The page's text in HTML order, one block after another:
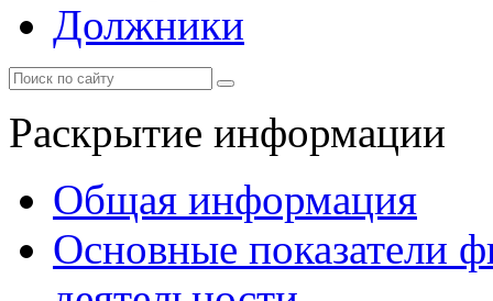
Должники
Раскрытие информации
Общая информация
Основные показатели